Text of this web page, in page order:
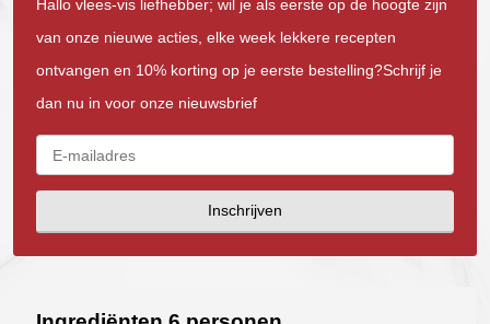
Hallo vlees-vis liefhebber; wil je als eerste op de hoogte zijn
van onze nieuwe acties, elke week lekkere recepten
ontvangen en 10% korting op je eerste bestelling?Schrijf je
dan nu in voor onze nieuwsbrief
Inschrijven